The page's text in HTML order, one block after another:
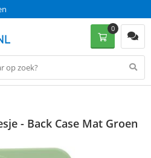
0
- Back Case Mat Groen